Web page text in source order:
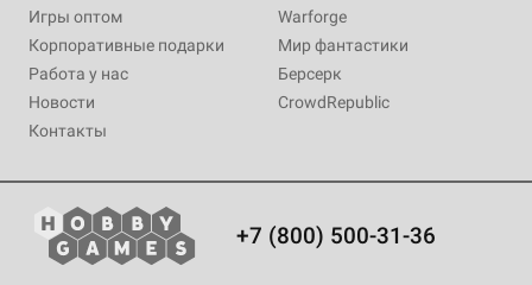
Игры оптом
Корпоративные подарки
Работа у нас
Новости
Контакты
Warforge
Мир фантастики
Берсерк
CrowdRepublic
+7 (800) 500-31-36